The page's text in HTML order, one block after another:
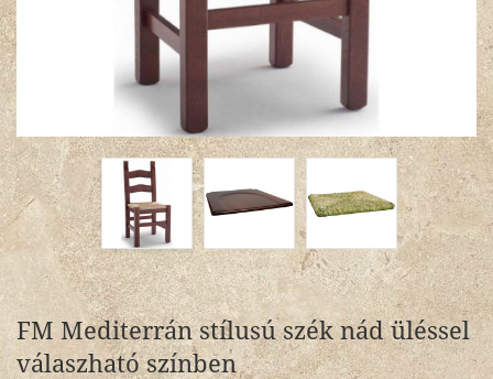
FM Mediterrán stílusú szék nád üléssel
válaszható színben